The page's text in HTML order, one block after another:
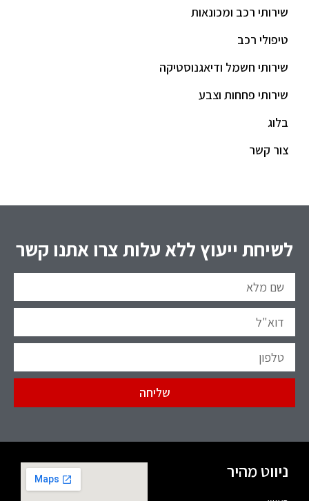
שירותי רכב ומכונאות
טיפולי רכב
שירותי חשמל ודיאגנוסטיקה
שירותי פחחות וצבע
בלוג
צור קשר
לשיחת ייעוץ ללא עלות צרו אתנו קשר
שליחה
ניווט מהיר